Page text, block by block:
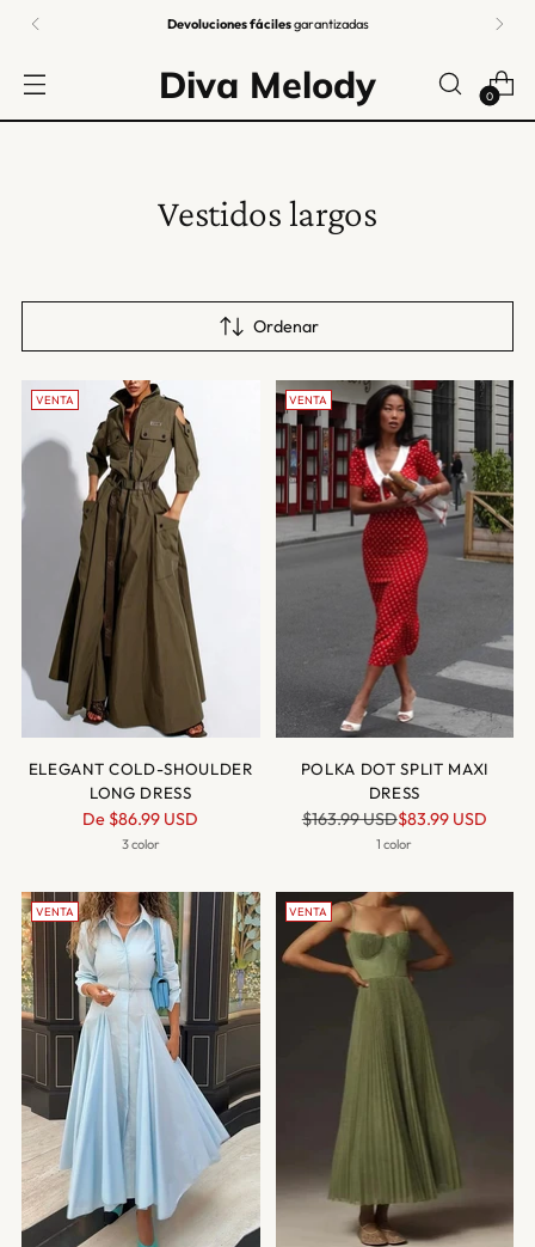
Envío gratuito a todo el mundo
tiempo limitado
Diva Melody 0
Vestidos largos
Ordenar
VENTA
ELEGANT COLD-SHOULDER
LONG DRESS
Precio
normal
De $86.99 USD
3 color
VENTA
POLKA DOT SPLIT MAXI
DRESS
Precio
normal
$163.99 USD$83.99 USD
1 color
VENTA VENTA